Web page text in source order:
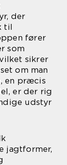
der
til
fører
som
sikrer
om man
en præcis
er der rig
udstyr
jagtformer,